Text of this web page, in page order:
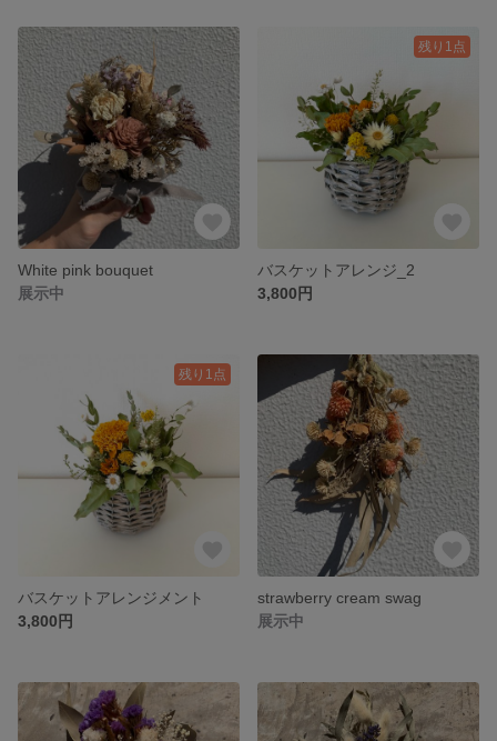
White pink bouquet
展示中
残り1点
バスケットアレンジ_2
3,800円
残り1点
バスケットアレンジメント
3,800円
strawberry cream swag
展示中